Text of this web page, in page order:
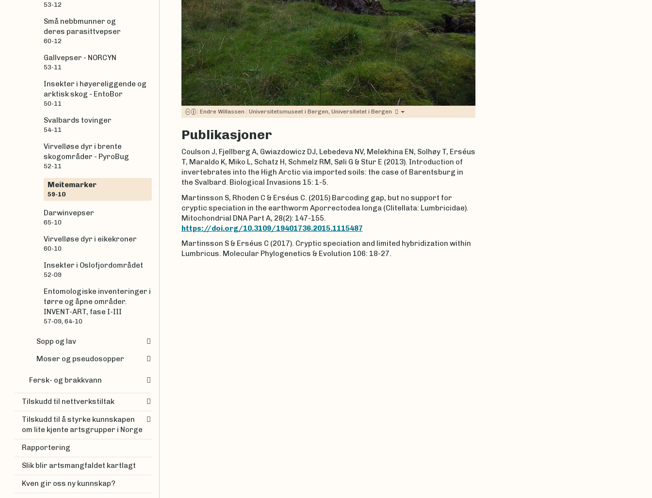
| Endre Willassen | Universitetsmuseet i Bergen, Universitetet i Bergen
Publikasjoner
Coulson J, Fjellberg A, Gwiazdowicz DJ, Lebedeva NV, Melekhina EN, Solhøy T, Erséus
T, Maraldo K, Miko L, Schatz H, Schmelz RM, Søli G & Stur E (2013). Introduction of
invertebrates into the High Arctic via imported soils: the case of Barentsburg in
the Svalbard. Biological Invasions 15: 1-5.
Martinsson S, Rhoden C & Erséus C. (2015) Barcoding gap, but no support for
cryptic speciation in the earthworm Aporrectodea longa (Clitellata: Lumbricidae).
Mitochondrial DNA Part A, 28(2): 147-155.
https://doi.org/10.3109/19401736.2015.1115487
Martinsson S & Erséus C (2017). Cryptic speciation and limited hybridization within
Lumbricus. Molecular Phylogenetics & Evolution 106: 18-27.
53-12
Små nebbmunner og
deres parasittvepser
60-12
Gallvepser - NORCYN
53-11
Insekter i høyereliggende og
arktisk skog - EntoBor
50-11
Svalbards tovinger
54-11
Virvelløse dyr i brente
skogområder - PyroBug
52-11
Meitemarker
59-10
Darwinvepser
65-10
Virvelløse dyr i eikekroner
60-10
Insekter i Oslofjordområdet
52-09
Entomologiske inventeringer i
tørre og åpne områder.
INVENT-ART, fase I-III
57-09, 64-10
Sopp og lav
Moser og pseudosopper
Fersk- og brakkvann
Tilskudd til nettverkstiltak
Tilskudd til å styrke kunnskapen
om lite kjente artsgrupper i Norge
Rapportering
Slik blir artsmangfaldet kartlagt
Kven gir oss ny kunnskap?